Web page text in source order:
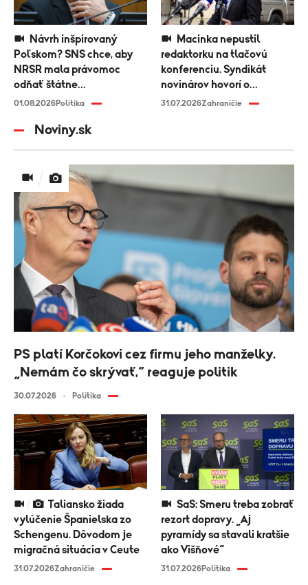
Poľskom? SNS chce, aby
NRSR mala právomoc
odňať štátne
vyznamenanie
01.08.2026Politika
redaktorku na tlačovú
konferenciu. Syndikát
novinárov hovorí o
diskriminácii médií
31.07.2026Zahraničie
Noviny.sk
vylúčenie Španielska zo
Schengenu. Dôvodom je
migračná situácia v Ceute
31.07.2026Zahraničie
rezort dopravy. „Aj
pyramídy sa stavali kratšie
ako Višňové“
31.07.2026Politika
PS platí Korčokovi cez firmu jeho manželky.
„Nemám čo skrývať,“ reaguje politik
30.07.2026 Politika